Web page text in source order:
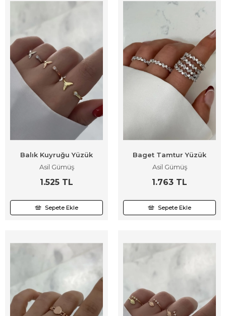
Balık Kuyruğu Yüzük
Asil Gümüş
1.525 TL
Sepete Ekle
Baget Tamtur Yüzük
Asil Gümüş
1.763 TL
Sepete Ekle